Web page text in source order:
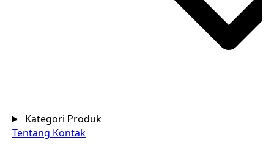
Kategori Produk
Tentang Kontak